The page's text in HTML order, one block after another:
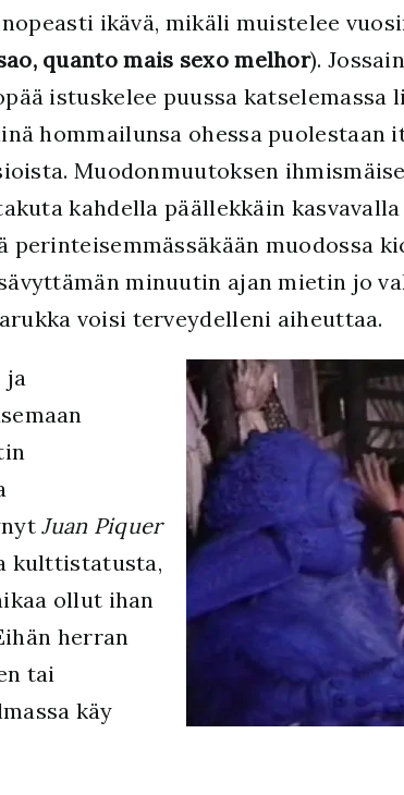
ikävä, mikäli muistelee
quanto mais sexo melhor).
istuskelee puussa katselemassa
hommailunsa ohessa puolestaan
Muodonmuutoksen
kahdella päällekkäin
muodossa
minuutin ajan mietin jo
voisi terveydelleni aiheuttaa.
ja
Juan Piquer
kulttistatusta,
ollut ihan
herran
tai
käy